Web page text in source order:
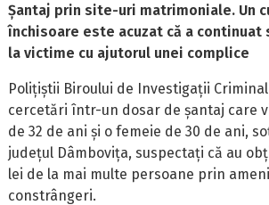
Șantaj prin site-uri matrimoniale. Un
închisoare este acuzat că a continuat
la victime cu ajutorul unei complice
Polițiștii Biroului de Investigații
cercetări într-un dosar de șantaj care
de 32 de ani și o femeie de 30 de ani,
județul Dâmbovița, suspectați că au
lei de la mai multe persoane prin
constrângeri.